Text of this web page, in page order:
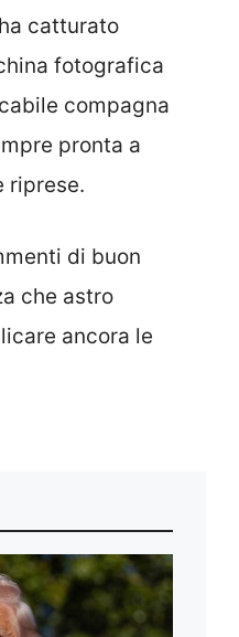
ha catturato
fotografica
compagna
pronta a
riprese.
di buon
che astro
ancora le